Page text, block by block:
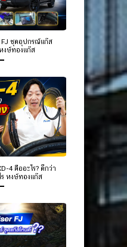
FJ ชุดอุปกรณ์แก๊ส
งษ์ทองแก๊ส
4 คืออะไร? ดีกว่า
หงษ์ทองแก๊ส